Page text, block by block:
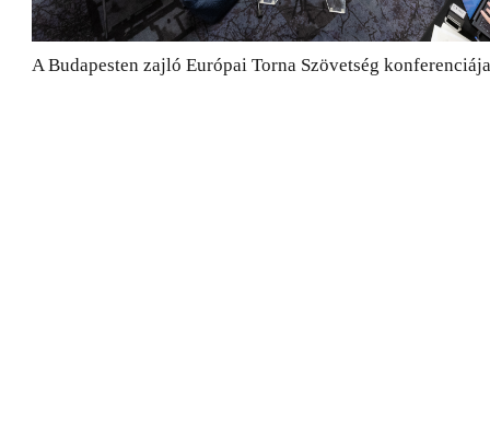
A Budapesten zajló Európai Torna Szövetség